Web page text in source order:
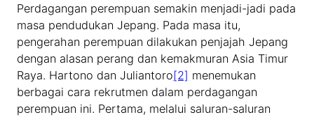
Perdagangan perempuan semakin menjadi-jadi pada
masa pendudukan Jepang. Pada masa itu,
pengerahan perempuan dilakukan penjajah Jepang
dengan alasan perang dan kemakmuran Asia Timur
Raya. Hartono dan Juliantoro[2] menemukan
berbagai cara rekrutmen dalam perdagangan
perempuan ini. Pertama, melalui saluran-saluran